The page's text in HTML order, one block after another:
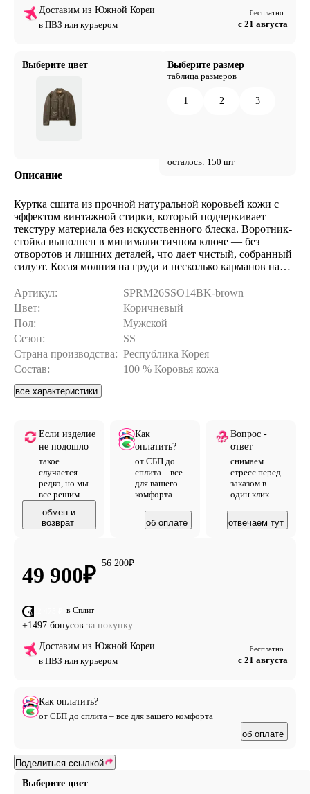
Доставим из Южной Кореи
в ПВЗ или курьером
бесплатно
с 21 августа
Выберите цвет
Выберите размер
таблица размеров
1 2 3
осталось: 150 шт
Описание
Куртка сшита из прочной натуральной коровьей кожи с
эффектом винтажной стирки, который подчеркивает
текстуру материала без искусственного блеска. Воротник-
стойка выполнен в минималистичном ключе — без
отворотов и лишних деталей, что дает чистый, собранный
силуэт. Косая молния на груди и несколько карманов на
сдержанном, не перегруженном варианте. Изделие
укомплектовано фурнитурой YKK, а посадка и баланс
тщательно проработаны на собственном производстве для
максимального комфорта при носке. На фотографиях
представлен первый размер, ориентируйтесь на него для
оценки силуэта, а точные параметры обязательно сверьте с
таблицей замеров ниже.
Артикул:
SPRM26SSO14BK-brown
Цвет:
Коричневый
Пол:
Мужской
Сезон:
SS
Страна производства: Республика Корея
Состав:
100 % Коровья кожа
все характеристики
Если изделие
не подошло
такое
случается
редко, но мы
все решим
обмен и
возврат
Как
оплатить?
от СБП до
сплита – все
для вашего
комфорта
об оплате
Вопрос -
ответ
снимаем
стресс перед
заказом в
один клик
отвечаем тут
Выберите цвет
49 900₽
56 200₽
от 12 475 ₽ в Сплит
+1497 бонусов за покупку
Доставим из Южной Кореи
в ПВЗ или курьером
бесплатно
с 21 августа
Как оплатить?
от СБП до сплита – все для вашего комфорта
об оплате
Поделиться ссылкой